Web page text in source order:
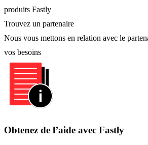
produits Fastly
Trouvez un partenaire
Nous vous mettons en relation avec le
vos besoins
Obtenez de l’aide avec Fastly